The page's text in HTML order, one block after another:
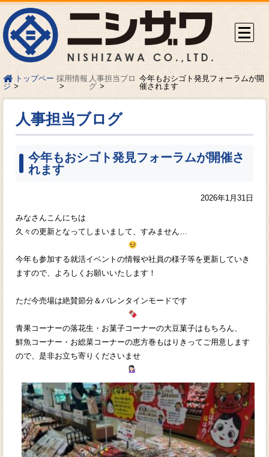
トップペー
ジ
採用情報 人事担当ブロ
グ
今年もおシゴト発見フォーラムが開
催されます
人事担当ブログ
今年もおシゴト発見フォーラムが開催さ
れます
2026年1月31日
みなさんこんにちは
久々の更新となってしまいまして、すみません…
今年も参加する就活イベントの情報や社員の様子等を更新していき
ますので、よろしくお願いいたします！
ただ今売場は絶賛節分＆バレンタインモードです
青果コーナーの落花生・お菓子コーナーの大豆菓子はもちろん、
鮮魚コーナー・お総菜コーナーの恵方巻もはりきってご用意します
ので、是非お立ち寄りくださいませ